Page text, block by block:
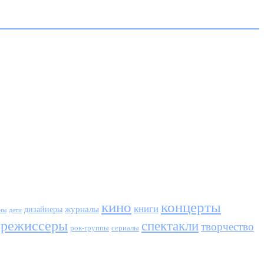
дети дизайнеры журналы кино книги концерты
режиссеры рок-группы сериалы спектаклитворчество